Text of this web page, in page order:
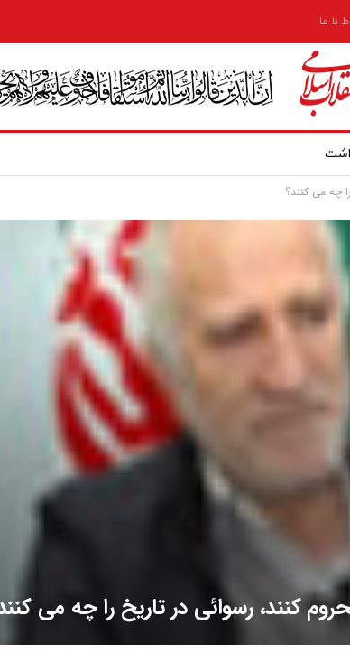
با ما
چه می کنند؟
کنند، رسوائی در تاریخ را چه می